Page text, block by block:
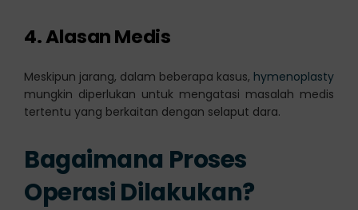
4. Alasan Medis
Meskipun jarang, dalam beberapa kasus, hymenoplasty
mungkin diperlukan untuk mengatasi masalah medis
tertentu yang berkaitan dengan selaput dara.
Bagaimana Proses
Operasi Dilakukan?